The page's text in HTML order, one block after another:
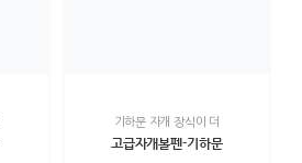
기하문 자개 장식이 더
고급자개볼펜-기하문